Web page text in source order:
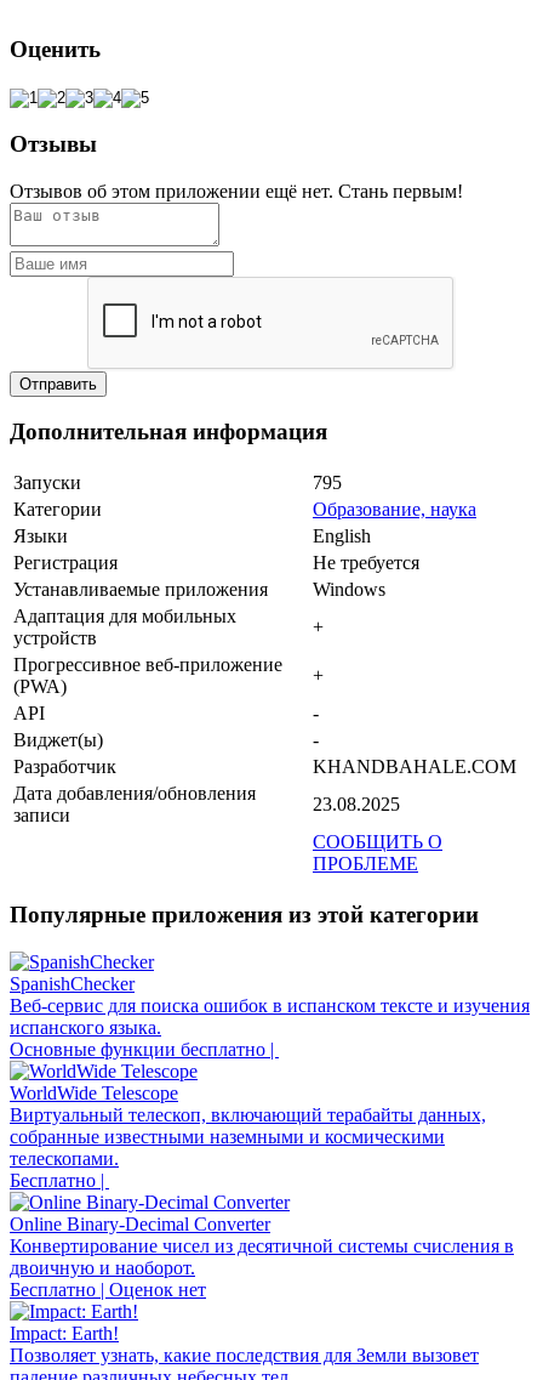
Оценить
Отзывы
Отзывов об этом приложении ещё нет. Стань первым!
Дополнительная информация
Запуски
795
Категории
Образование, наука
Языки
English
Регистрация
Не требуется
Устанавливаемые приложения
Windows
Адаптация для мобильных
устройств
+
Прогрессивное веб-приложение
(PWA)
+
API
-
Виджет(ы)
-
Разработчик
KHANDBAHALE.COM
Дата добавления/обновления
записи
23.08.2025
СООБЩИТЬ О
ПРОБЛЕМЕ
Популярные приложения из этой категории
SpanishChecker
Веб-сервис для поиска ошибок в испанском тексте и изучения
испанского языка.
Основные функции бесплатно |
WorldWide Telescope
Виртуальный телескоп, включающий терабайты данных,
собранные известными наземными и космическими
телескопами.
Бесплатно |
Online Binary-Decimal Converter
Конвертирование чисел из десятичной системы счисления в
двоичную и наоборот.
Бесплатно | Оценок нет
Impact: Earth!
Позволяет узнать, какие последствия для Земли вызовет